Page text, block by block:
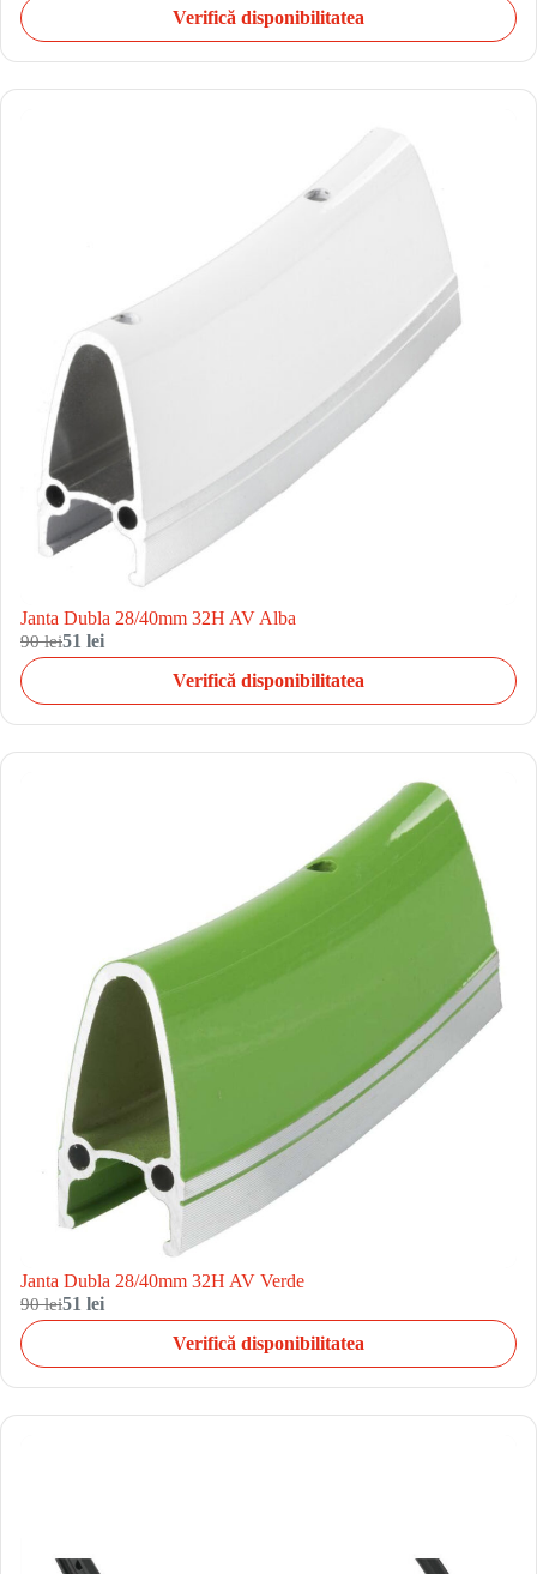
Verifică disponibilitatea
Janta Dubla 28/40mm 32H AV Alba
90 lei51 lei
Verifică disponibilitatea
Janta Dubla 28/40mm 32H AV Verde
90 lei51 lei
Verifică disponibilitatea